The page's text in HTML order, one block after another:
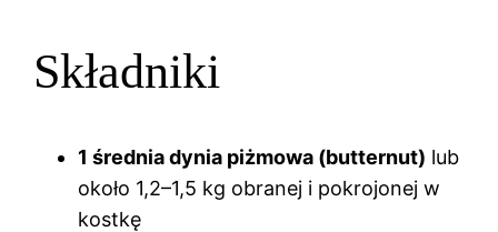
Składniki
1 średnia dynia piżmowa (butternut) lub
około 1,2–1,5 kg obranej i pokrojonej w
kostkę